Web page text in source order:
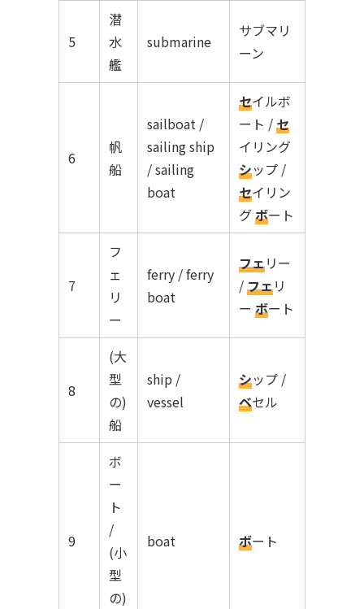
5
潜
水
艦
submarine
サブマリ
ーン
6
帆
船
sailboat /
sailing ship
/ sailing
boat
セイルボ
ート /セ
イリング
シップ /
セイリン
グボート
7
フ
ェ
リ
ー
ferry / ferry
boat
フェリー
/フェリ
ーボート
8
(大
型
の)
船
ship /
vessel
シップ /
ベセル
9
ボ
ー
ト
/
(小
型
の)
boat ボート